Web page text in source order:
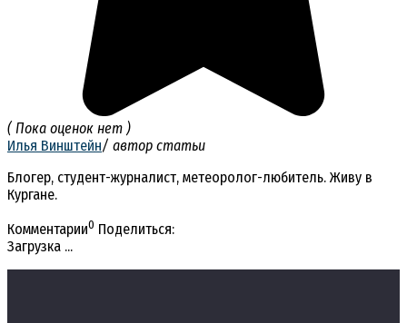
( Пока оценок нет )
Илья Винштейн/ автор статьи
Блогер, студент-журналист, метеоролог-любитель. Живу в
Кургане.
Комментарии0 Поделиться:
Загрузка ...